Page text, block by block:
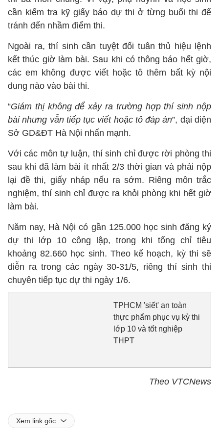
cần kiểm tra kỹ giấy báo dự thi ở từng buổi thi để
tránh đến nhầm điểm thi.
Ngoài ra, thí sinh cần tuyệt đối tuân thủ hiệu lệnh
kết thúc giờ làm bài. Sau khi có thông báo hết giờ,
các em không được viết hoặc tô thêm bất kỳ nội
dung nào vào bài thi.
“Giám thị không để xảy ra trường hợp thí sinh nộp
bài nhưng vẫn tiếp tục viết hoặc tô đáp án”, đại diện
Sở GD&ĐT Hà Nội nhấn mạnh.
Với các môn tự luận, thí sinh chỉ được rời phòng thi
sau khi đã làm bài ít nhất 2/3 thời gian và phải nộp
lại đề thi, giấy nháp nếu ra sớm. Riêng môn trắc
nghiệm, thí sinh chỉ được ra khỏi phòng khi hết giờ
làm bài.
Năm nay, Hà Nội có gần 125.000 học sinh đăng ký
dự thi lớp 10 công lập, trong khi tổng chỉ tiêu
khoảng 82.660 học sinh. Theo kế hoạch, kỳ thi sẽ
diễn ra trong các ngày 30-31/5, riêng thí sinh thi
chuyên tiếp tục dự thi ngày 1/6.
TPHCM 'siết' an toàn
thực phẩm phục vụ kỳ thi
lớp 10 và tốt nghiệp
THPT
Theo VTCNews
Xem link gốc